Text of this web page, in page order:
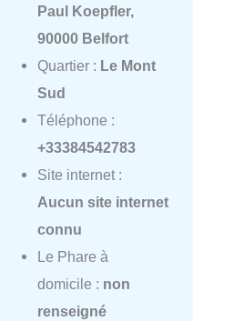
Paul Koepfler,
90000 Belfort
Quartier : Le Mont
Sud
Téléphone :
+33384542783
Site internet :
Aucun site internet
connu
Le Phare à
domicile : non
renseigné